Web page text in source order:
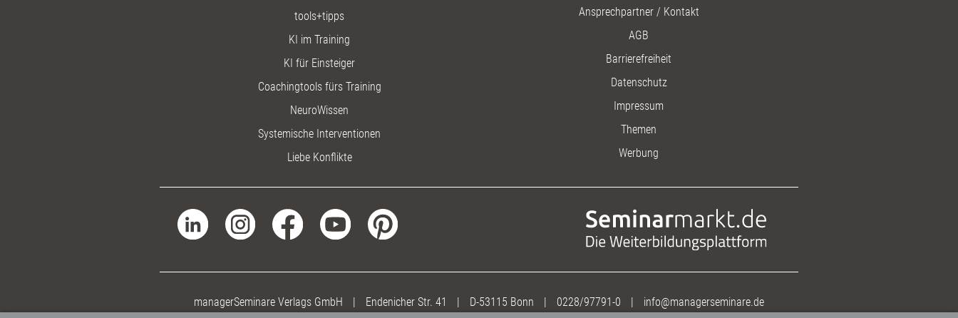
tools+tipps
KI im Training
KI für Einsteiger
Coachingtools fürs Training
NeuroWissen
Systemische Interventionen
Liebe Konflikte
Ansprechpartner / Kontakt
AGB
Barrierefreiheit
Datenschutz
Impressum
Themen
Werbung
managerSeminare Verlags GmbH | Endenicher Str. 41 | D-53115 Bonn | 0228/97791-0 | info@managerseminare.de